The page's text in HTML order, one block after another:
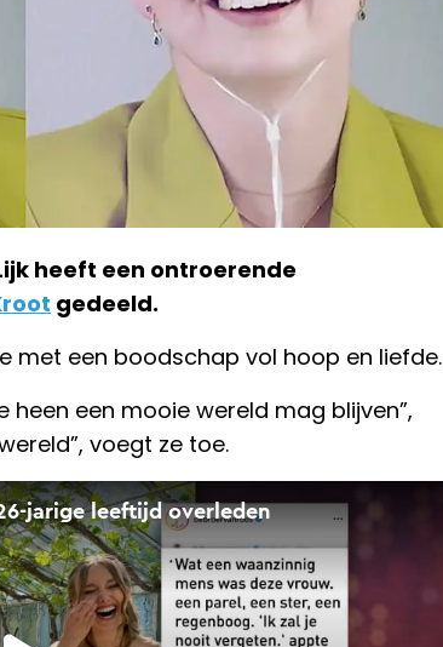
heeft een ontroerende
gedeeld.
met een boodschap vol hoop en liefde.
een mooie wereld mag blijven”,
voegt ze toe.